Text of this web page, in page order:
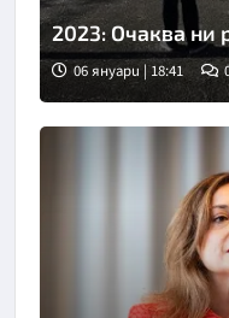
2023: Очаква ни
06 януари | 18:41